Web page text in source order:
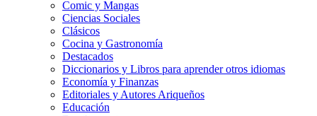
Comic y Mangas
Ciencias Sociales
Clásicos
Cocina y Gastronomía
Destacados
Diccionarios y Libros para aprender otros idiomas
Economía y Finanzas
Editoriales y Autores Ariqueños
Educación